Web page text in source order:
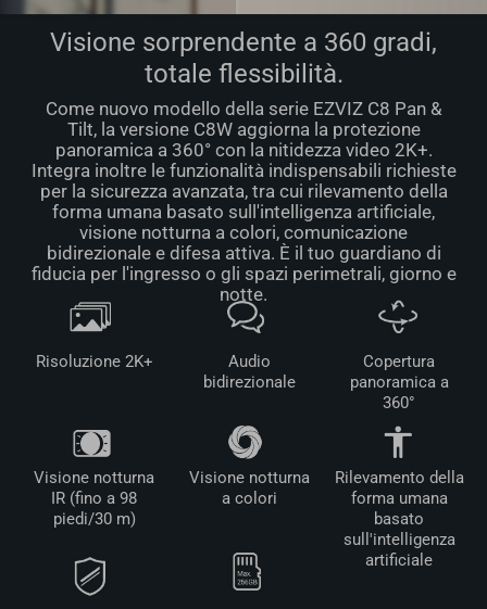
Visione sorprendente a 360 gradi,
totale flessibilità.
Come nuovo modello della serie EZVIZ C8 Pan &
Tilt, la versione C8W aggiorna la protezione
panoramica a 360° con la nitidezza video 2K+.
Integra inoltre le funzionalità indispensabili richieste
per la sicurezza avanzata, tra cui rilevamento della
forma umana basato sull'intelligenza artificiale,
visione notturna a colori, comunicazione
bidirezionale e difesa attiva. È il tuo guardiano di
fiducia per l'ingresso o gli spazi perimetrali, giorno e
notte.
Risoluzione 2K+
Audio
bidirezionale
Copertura
panoramica a
360°
Rilevamento della
forma umana
basato
sull'intelligenza
artificiale
Visione notturna
a colori
Visione notturna
IR (fino a 98
piedi/30 m)